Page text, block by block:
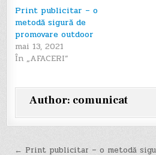
Print publicitar – o
metodă sigură de
promovare outdoor
mai 13, 2021
În „AFACERI”
Author: comunicat
← Print publicitar – o metodă